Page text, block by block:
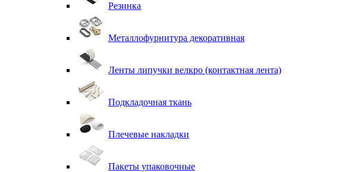
Резинка
Металлофурнитура декоративная
Ленты липучки велкро (контактная лента)
Подкладочная ткань
Плечевые накладки
Пакеты упаковочные